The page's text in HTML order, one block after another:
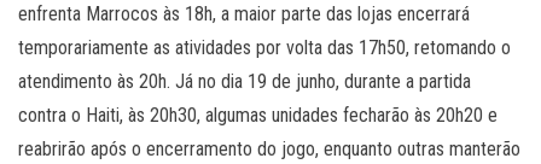
enfrenta Marrocos às 18h, a maior parte das lojas encerrará
temporariamente as atividades por volta das 17h50, retomando o
atendimento às 20h. Já no dia 19 de junho, durante a partida
contra o Haiti, às 20h30, algumas unidades fecharão às 20h20 e
reabrirão após o encerramento do jogo, enquanto outras manterão